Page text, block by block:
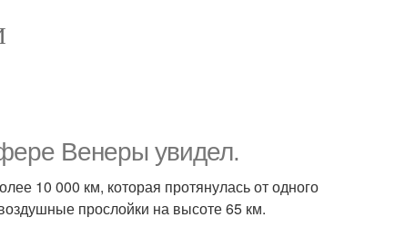
Венеры увидел.
10 000 км, которая протянулась от одного
прослойки на высоте 65 км.